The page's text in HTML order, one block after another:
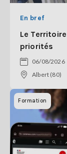
En bref
Le
priorités
06/08/2026
Albert (80)
Formation